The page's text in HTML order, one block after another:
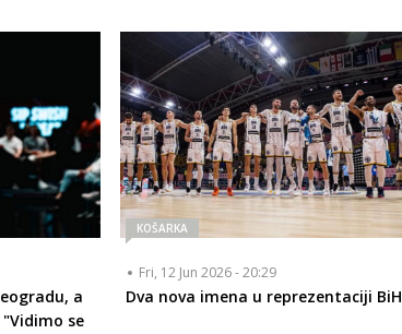
a
se
KOŠARKA
Fri, 12 Jun 2026 - 20:29
Dva nova imena u reprezentaciji BiH